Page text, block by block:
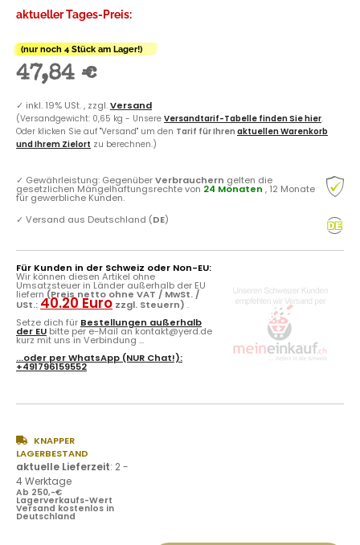
aktueller Tages-Preis:
(nur noch 4 Stück am Lager!)
47,84 €
✓ inkl. 19% USt. , zzgl.Versand
(Versandgewicht: 0,65 kg - Unsere Versandtarif-Tabelle finden Sie hier.
Oder klicken Sie auf "Versand" um den Tarif für Ihren aktuellen Warenkorb
und Ihrem Zielort zu berechnen.)
✓ Gewährleistung: GegenüberVerbrauchern gelten die
gesetzlichen Mängelhaftungsrechte von 24 Monaten , 12 Monate
für gewerbliche Kunden.
✓ Versand aus Deutschland (DE)
Für Kunden in der Schweiz oder Non-EU:
Wir können diesen Artikel ohne
Umsatzsteuer in Länder außerhalb der EU
liefern (Preis netto ohne VAT / MwSt. /
USt.: 40.20 Euro zzgl. Steuern) .
Setze dich für Bestellungen außerhalb
der EU bitte per e-Mail an kontakt@yerd.de
kurz mit uns in Verbindung ...
...oder perWhatsApp (NUR Chat!):
+491796159552
KNAPPER
LAGERBESTAND
aktuelle Lieferzeit: 2 -
4 Werktage
Ab 250,-€
Lagerverkaufs-Wert
Versand kostenlos in
Deutschland